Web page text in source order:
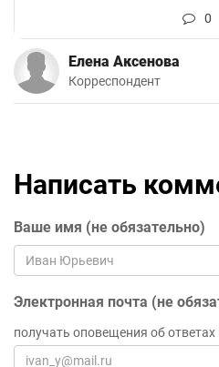
0
Елена Аксенова
Корреспондент
Написать
Ваше имя (не обязательно)
Электронная почта (не
получать оповещения об